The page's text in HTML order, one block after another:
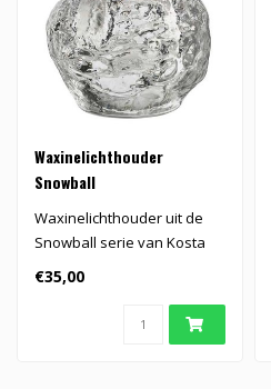
Waxinelichthouder
Snowball
Waxinelichthouder uit de
Snowball serie van Kosta
Boda.
€35,00